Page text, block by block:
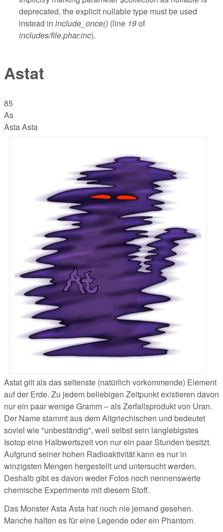
deprecated, the explicit nullable type must be used
instead in include_once() (line 19of
includes/file.phar.inc).
Astat
85
As
Asta Asta
Astat gilt als das seltenste (natürlich vorkommende) Element
auf der Erde. Zu jedem beliebigen Zeitpunkt existieren davon
nur ein paar wenige Gramm – als Zerfallsprodukt von Uran.
Der Name stammt aus dem Altgriechischen und bedeutet
soviel wie "unbeständig", weil selbst sein langlebigstes
Isotop eine Halbwertszeit von nur ein paar Stunden besitzt.
Aufgrund seiner hohen Radioaktivität kann es nur in
winzigsten Mengen hergestellt und untersucht werden.
Deshalb gibt es davon weder Fotos noch nennenswerte
chemische Experimente mit diesem Stoff.
Das Monster Asta Asta hat noch nie jemand gesehen.
Manche halten es für eine Legende oder ein Phantom.